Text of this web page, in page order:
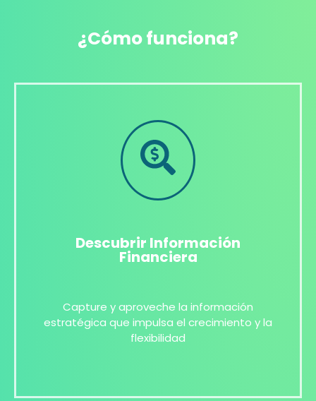
¿Cómo funciona?
Descubrir Información
Financiera
Capture y aproveche la información
estratégica que impulsa el crecimiento y la
flexibilidad